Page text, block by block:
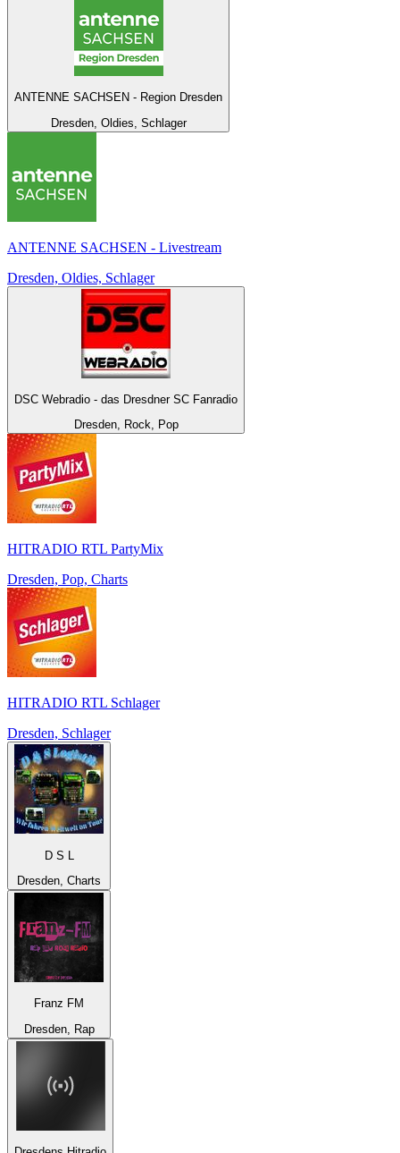
ANTENNE SACHSEN - Region Dresden
Dresden, Oldies, Schlager
ANTENNE SACHSEN - Livestream
Dresden, Oldies, Schlager
DSC Webradio - das Dresdner SC Fanradio
Dresden, Rock, Pop
HITRADIO RTL PartyMix
Dresden, Pop, Charts
HITRADIO RTL Schlager
Dresden, Schlager
D S L
Dresden, Charts
Franz FM
Dresden, Rap